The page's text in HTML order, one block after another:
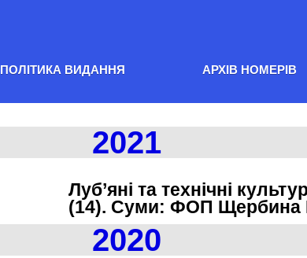
ПОЛІТИКА ВИДАННЯ АРХІВ НОМЕРІВ
2021
Луб’яні та технічні
(14). Суми: ФОП Щербина
2020